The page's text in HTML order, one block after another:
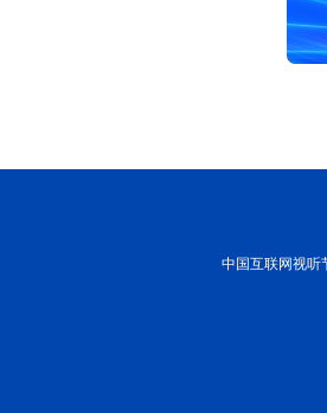
中国互联网视听